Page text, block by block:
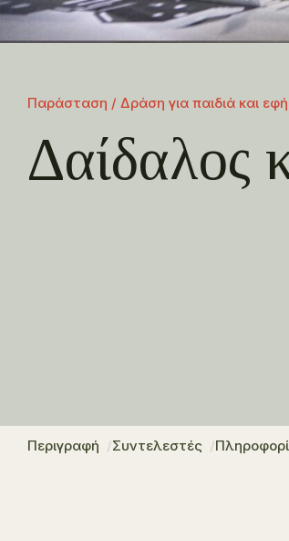
Παράσταση / Δράση για παιδιά και
Δαίδαλος
Περιγραφή Συντελεστές